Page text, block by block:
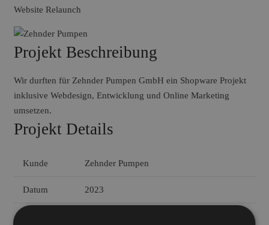
Website Relaunch
Projekt Beschreibung
Wir durften für Zehnder Pumpen GmbH ein Shopware Projekt
inklusive Webdesign, Entwicklung und Online Marketing
umsetzen.
Projekt Details
Kunde Zehnder Pumpen
Datum 2023